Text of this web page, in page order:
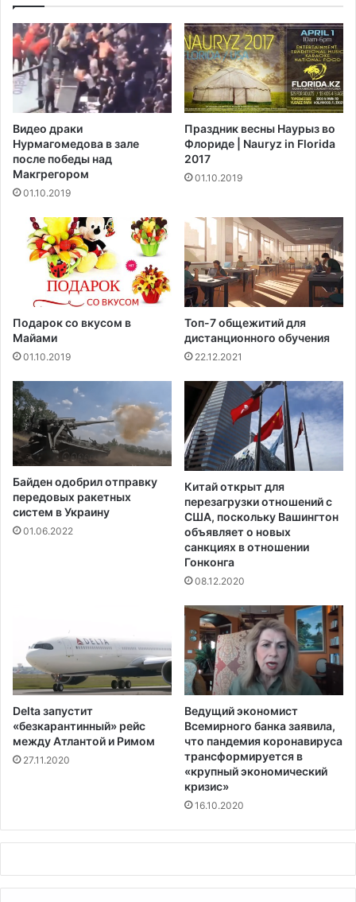
з
в
о
л
о
к
л
б
ь
ч
е
в
е
р
т
о
е
м
е
с
т
е
л
и
л
в
п
е
ч
м
и
о
в
ы
х
о
д
а
в
ф
и
н
Видео драки
Нурмагомедова в зале
после победы над
Макгрегором‍
01.10.2019
Праздник весны Наурыз во
Флориде | Nauryz in Florida
2017
01.10.2019
Подарок со вкусом в
Майами
01.10.2019
Топ-7 общежитий для
дистанционного обучения
22.12.2021
Байден одобрил отправку
передовых ракетных
систем в Украину
01.06.2022
Китай открыт для
перезагрузки отношений с
США, поскольку Вашингтон
объявляет о новых
санкциях в отношении
Гонконга
08.12.2020
Delta запустит
«безкарантинный» рейс
между Атлантой и Римом
27.11.2020
Ведущий экономист
Всемирного банка заявила,
что пандемия коронавируса
трансформируется в
«крупный экономический
кризис»
16.10.2020